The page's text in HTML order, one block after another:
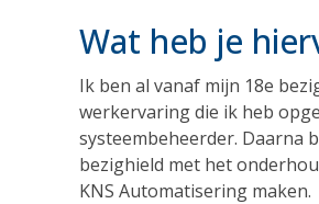
Wat heb je
Ik ben al vanaf mijn 18e
werkervaring die ik heb
systeembeheerder. Daarna
bezighield met het
KNS Automatisering maken.